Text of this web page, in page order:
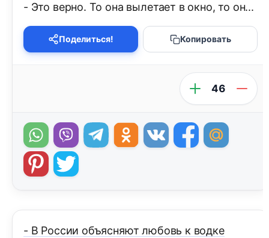
- Это верно. То она вылетает в окно, то он...
Поделиться! Копировать
46
- В России объясняют любовь к водке